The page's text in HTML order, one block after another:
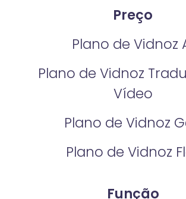
Preço
Plano de Vidnoz
Plano de Vidnoz
Vídeo
Plano de Vidnoz
Plano de Vidnoz
Função